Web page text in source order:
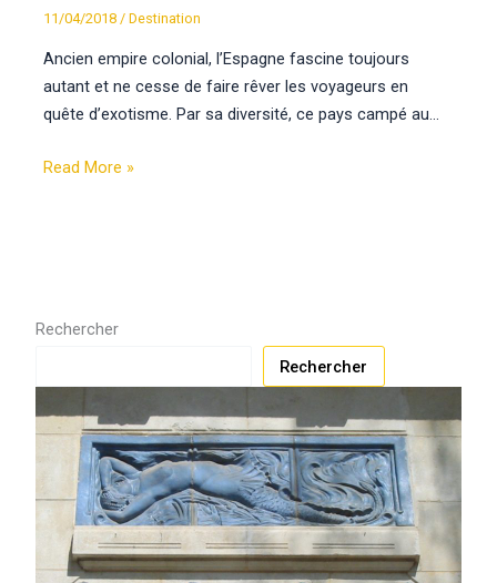
11/04/2018 /Destination
Ancien empire colonial, l’Espagne fascine toujours
autant et ne cesse de faire rêver les voyageurs en
quête d’exotisme. Par sa diversité, ce pays campé au…
Read More »
Rechercher
Rechercher